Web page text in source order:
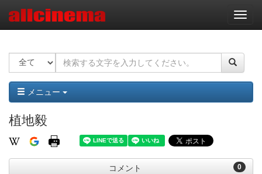
ナ
ビ
ー
ョ
ン
メニュー
植地毅
0
コメント